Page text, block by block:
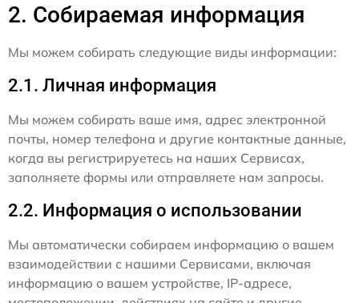
2. Собираемая информация
Мы можем собирать следующие виды информации:
2.1. Личная информация
Мы можем собирать ваше имя, адрес электронной
почты, номер телефона и другие контактные данные,
когда вы регистрируетесь на наших Сервисах,
заполняете формы или отправляете нам запросы.
2.2. Информация о использовании
Мы автоматически собираем информацию о вашем
взаимодействии с нашими Сервисами, включая
информацию о вашем устройстве, IP-адресе,